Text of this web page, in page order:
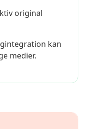
original
kan
medier.